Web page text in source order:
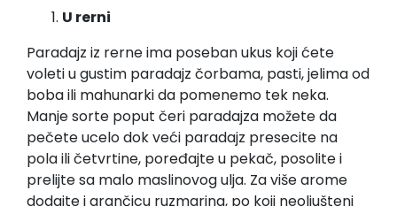
U rerni
Paradajz iz rerne ima poseban ukus koji ćete
voleti u gustim paradajz čorbama, pasti, jelima od
boba ili mahunarki da pomenemo tek neka.
Manje sorte poput čeri paradajza možete da
pečete ucelo dok veći paradajz presecite na
pola ili četvrtine, poređajte u pekač, posolite i
prelijte sa malo maslinovog ulja. Za više arome
dodajte i grančicu ruzmarina, po koji neoljušteni